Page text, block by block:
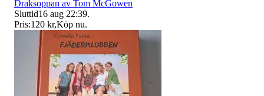
Draksoppan av Tom McGowen
Sluttid16 aug 22:39.
Pris:120 kr,Köp nu.